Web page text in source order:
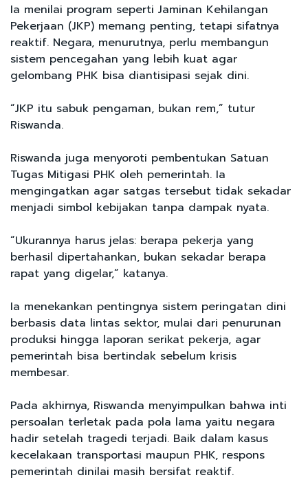
Ia menilai program seperti Jaminan Kehilangan
Pekerjaan (JKP) memang penting, tetapi sifatnya
reaktif. Negara, menurutnya, perlu membangun
sistem pencegahan yang lebih kuat agar
gelombang PHK bisa diantisipasi sejak dini.
“JKP itu sabuk pengaman, bukan rem,” tutur
Riswanda.
Riswanda juga menyoroti pembentukan Satuan
Tugas Mitigasi PHK oleh pemerintah. Ia
mengingatkan agar satgas tersebut tidak sekadar
menjadi simbol kebijakan tanpa dampak nyata.
“Ukurannya harus jelas: berapa pekerja yang
berhasil dipertahankan, bukan sekadar berapa
rapat yang digelar,” katanya.
Ia menekankan pentingnya sistem peringatan dini
berbasis data lintas sektor, mulai dari penurunan
produksi hingga laporan serikat pekerja, agar
pemerintah bisa bertindak sebelum krisis
membesar.
Pada akhirnya, Riswanda menyimpulkan bahwa inti
persoalan terletak pada pola lama yaitu negara
hadir setelah tragedi terjadi. Baik dalam kasus
kecelakaan transportasi maupun PHK, respons
pemerintah dinilai masih bersifat reaktif.